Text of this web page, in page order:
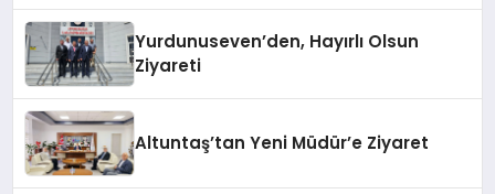
Yurdunuseven’den, Hayırlı Olsun
Ziyareti
Altuntaş’tan Yeni Müdür’e Ziyaret